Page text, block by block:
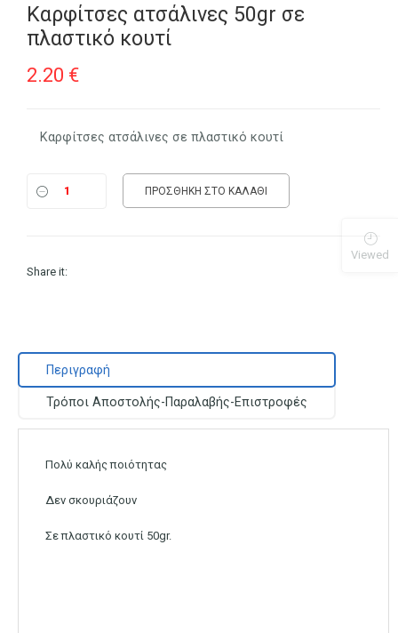
Καρφίτσες ατσάλινες 50gr σε
πλαστικό κουτί
2.20 €
Καρφίτσες ατσάλινες σε πλαστικό κουτί
ΠΡΟΣΘΉΚΗ ΣΤΟ ΚΑΛΆΘΙ
Share it:
Περιγραφή
Τρόποι Αποστολής-Παραλαβής-Επιστροφές
Πολύ καλής ποιότητας
Δεν σκουριάζουν
Σε πλαστικό κουτί 50gr.
Viewed